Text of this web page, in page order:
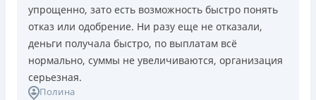
упрощенно, зато есть возможность быстро понять
отказ или одобрение. Ни разу еще не отказали,
деньги получала быстро, по выплатам всё
нормально, суммы не увеличиваются, организация
серьезная.
Полина